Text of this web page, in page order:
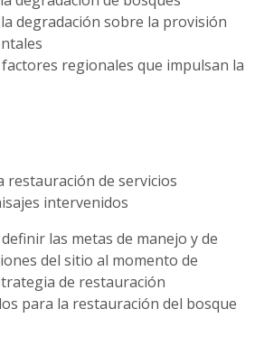
degradación sobre la provisión
regionales que impulsan la
restauración de servicios
intervenidos
las metas de manejo y de
del sitio al momento de
de restauración
para la restauración del bosque